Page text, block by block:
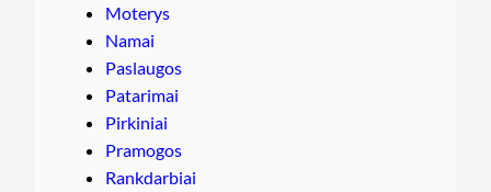
Moterys
Namai
Paslaugos
Patarimai
Pirkiniai
Pramogos
Rankdarbiai